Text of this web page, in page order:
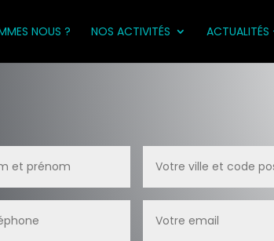
NOUS ? NOS ACTIVITÉS